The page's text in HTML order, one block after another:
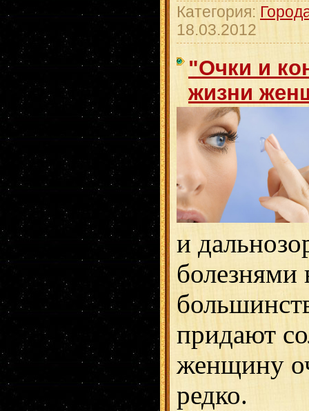
Категория:
18.03.2012
"Очки и
жизни
и
болезнями
придают
женщину
редко.